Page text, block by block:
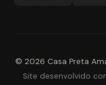
© 2026 Casa Preta
Site desenvolvido